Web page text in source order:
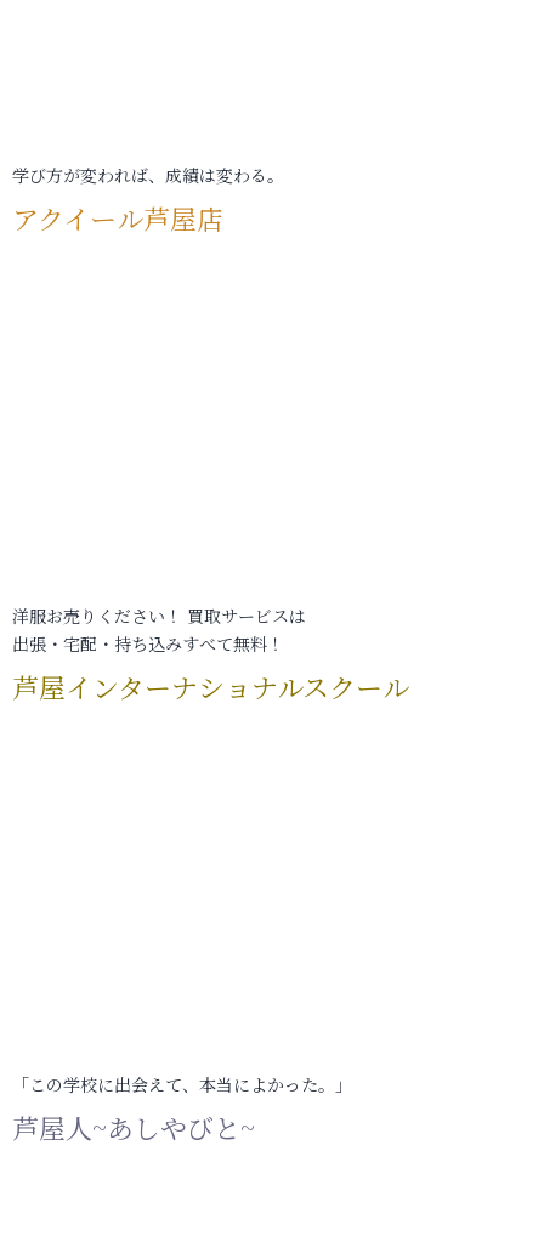
学び方が変われば、成績は変わる。
アクイール芦屋店
洋服お売りください！ 買取サービスは
出張・宅配・持ち込みすべて無料！
芦屋インターナショナルスクール
「この学校に出会えて、本当によかった。」
芦屋人~あしやびと~